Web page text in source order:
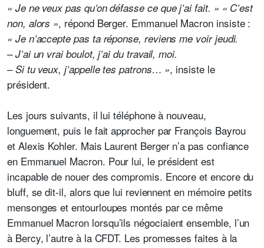
« Je ne veux pas qu’on défasse ce que j’ai fait. » « C’est
non, alors », répond Berger. Emmanuel Macron insiste :
« Je n’accepte pas ta réponse, reviens me voir jeudi.
– J’ai un vrai boulot, j’ai du travail, moi.
–Si tu veux, j’appelle tes patrons… », insiste le
président.
Les jours suivants, il lui téléphone à nouveau,
longuement, puis le fait approcher par François Bayrou
et Alexis Kohler. Mais Laurent Berger n’a pas confiance
en Emmanuel Macron. Pour lui, le président est
incapable de nouer des compromis. Encore et encore du
bluff, se dit-il, alors que lui reviennent en mémoire petits
mensonges et entourloupes montés par ce même
Emmanuel Macron lorsqu’ils négociaient ensemble, l’un
à Bercy, l’autre à la CFDT. Les promesses faites à la